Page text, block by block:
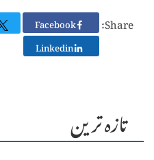
Share:
Linkedin
تازہ ترین